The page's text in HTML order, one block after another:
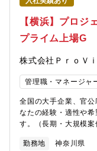
のAIツールを活用し
計します 。・導入・
現場の橋渡し役とな
ドバックに基づいた
有と標準化・事例の
用事例を収集・整理し
。・リテラシー向上施
を通じ、組織全体の
がい：・単なるツール
込むかを自ら考え、プ
「AIを活用した全社
【横浜】プロ
プライム上場G
株式会社ＰｒｏＶ
管理職・マネージャ
全国の大手企業、官
なたの経験・適性や
す。（長期・大規模
ど経験や希望に合わ
勤務地 神奈川県